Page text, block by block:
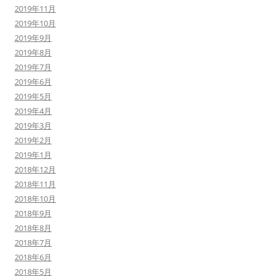
2019年11月
2019年10月
2019年9月
2019年8月
2019年7月
2019年6月
2019年5月
2019年4月
2019年3月
2019年2月
2019年1月
2018年12月
2018年11月
2018年10月
2018年9月
2018年8月
2018年7月
2018年6月
2018年5月